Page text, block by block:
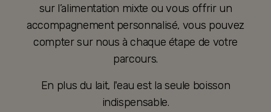
sur l’alimentation mixte ou vous offrir un
accompagnement personnalisé, vous pouvez
compter sur nous à chaque étape de votre
parcours.
En plus du lait, l'eau est la seule boisson
indispensable.